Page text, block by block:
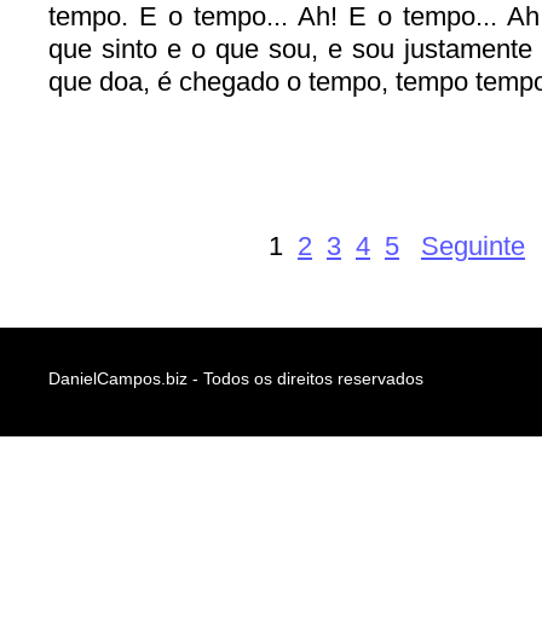
tempo. E o tempo... Ah! E o tempo...
que sinto e o que sou, e sou
que doa, é chegado o tempo, tempo
1 2 3 4 5 Seguinte
DanielCampos.biz - Todos os direitos reservados